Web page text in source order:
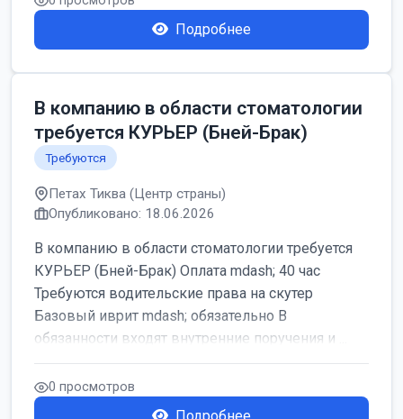
Подробнее
В компанию в области стоматологии
требуется КУРЬЕР (Бней-Брак)
Требуются
Петах Тиква (Центр страны)
Опубликовано: 18.06.2026
В компанию в области стоматологии требуется
КУРЬЕР (Бней-Брак) Оплата mdash; 40 час
Требуются водительские права на скутер
Базовый иврит mdash; обязательно В
обязанности входят внутренние поручения и ...
0 просмотров